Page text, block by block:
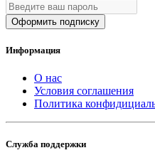
Оформить подписку
Информация
О нас
Условия соглашения
Политика
Служба поддержки